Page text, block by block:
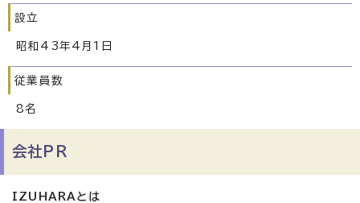
設立
昭和43年4月1日
従業員数
8名
会社PR
IZUHARAとは